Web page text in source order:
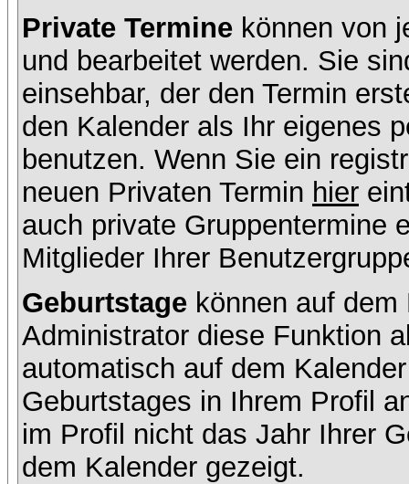
Private Termine können von
und bearbeitet werden. Sie
einsehbar, der den Termin
den Kalender als Ihr eigenes
benutzen. Wenn Sie ein
neuen Privaten Termin hier
auch private Gruppentermine
Mitglieder Ihrer
Geburtstage können auf
Administrator diese Funktion
automatisch auf dem
Geburtstages in Ihrem Profil
im Profil nicht das Jahr Ihrer
dem Kalender gezeigt.